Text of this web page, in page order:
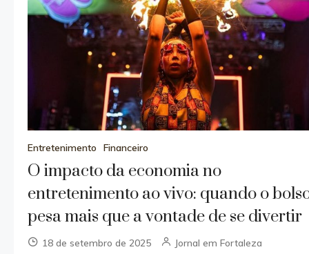
Entretenimento Financeiro
O impacto da economia no
entretenimento ao vivo: quando o
pesa mais que a vontade de se divertir
18 de setembro de 2025 Jornal em Fortaleza